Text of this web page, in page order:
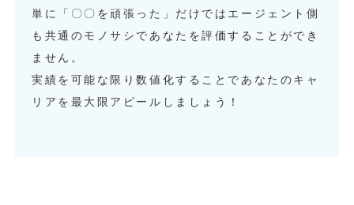
単に「〇〇を頑張った」だけではエージェント側
も共通のモノサシであなたを評価することができ
ません。
実績を可能な限り数値化することであなたのキャ
リアを最大限アピールしましょう！